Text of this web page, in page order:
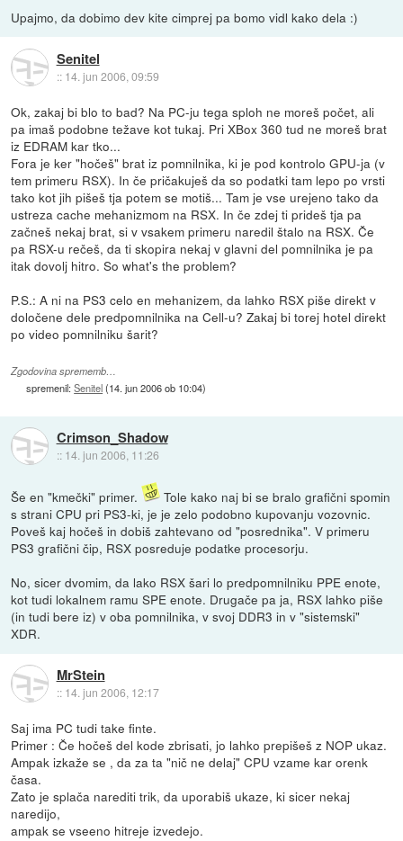
Upajmo, da dobimo dev kite cimprej pa bomo vidl kako dela :)
Senitel
:: 14. jun 2006, 09:59
Ok, zakaj bi blo to bad? Na PC-ju tega sploh ne moreš počet, ali
pa imaš podobne težave kot tukaj. Pri XBox 360 tud ne moreš brat
iz EDRAM kar tko...
Fora je ker "hočeš" brat iz pomnilnika, ki je pod kontrolo GPU-ja (v
tem primeru RSX). In če pričakuješ da so podatki tam lepo po vrsti
tako kot jih pišeš tja potem se motiš... Tam je vse urejeno tako da
ustreza cache mehanizmom na RSX. In če zdej ti prideš tja pa
začneš nekaj brat, si v vsakem primeru naredil štalo na RSX. Če
pa RSX-u rečeš, da ti skopira nekaj v glavni del pomnilnika je pa
itak dovolj hitro. So what's the problem?
P.S.: A ni na PS3 celo en mehanizem, da lahko RSX piše direkt v
določene dele predpomnilnika na Cell-u? Zakaj bi torej hotel direkt
po video pomnilniku šarit?
Zgodovina sprememb…
spremenil:Senitel(14. jun 2006 ob 10:04)
Crimson_Shadow
:: 14. jun 2006, 11:26
Še en "kmečki" primer.
Tole kako naj bi se bralo grafični spomin
s strani CPU pri PS3-ki, je je zelo podobno kupovanju vozovnic.
Poveš kaj hočeš in dobiš zahtevano od "posrednika". V primeru
PS3 grafični čip, RSX posreduje podatke procesorju.
No, sicer dvomim, da lako RSX šari lo predpomnilniku PPE enote,
kot tudi lokalnem ramu SPE enote. Drugače pa ja, RSX lahko piše
(in tudi bere iz) v oba pomnilnika, v svoj DDR3 in v "sistemski"
XDR.
MrStein
:: 14. jun 2006, 12:17
Saj ima PC tudi take finte.
Primer : Če hočeš del kode zbrisati, jo lahko prepišeš z NOP ukaz.
Ampak izkaže se , da za ta "nič ne delaj" CPU vzame kar orenk
časa.
Zato je splača narediti trik, da uporabiš ukaze, ki sicer nekaj
naredijo,
ampak se vseeno hitreje izvedejo.